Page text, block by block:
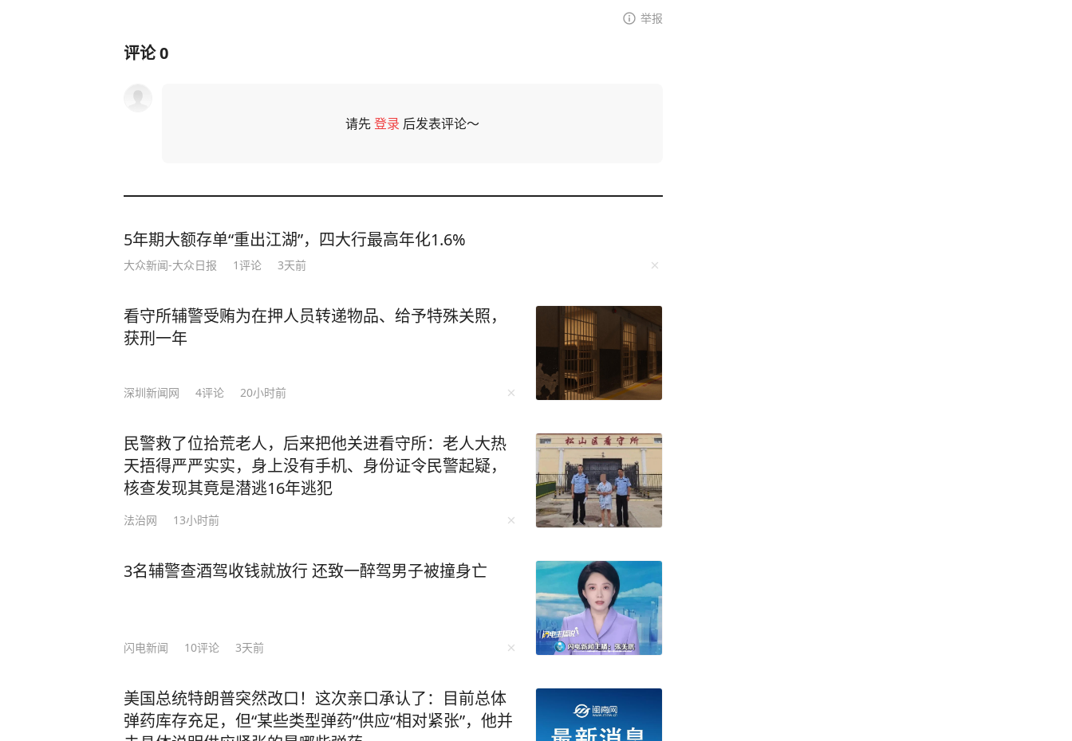
举报
评论0
请先登录 后发表评论～
5年期大额存单“重出江湖”，四大行最高年化1.6%
大众新闻-大众日报 1评论 3天前
看守所辅警受贿为在押人员转递物品、给予特殊关照，
获刑一年
深圳新闻网 4评论 20小时前
民警救了位拾荒老人，后来把他关进看守所：老人大热
天捂得严严实实，身上没有手机、身份证令民警起疑，
核查发现其竟是潜逃16年逃犯
法治网 13小时前
3名辅警查酒驾收钱就放行 还致一醉驾男子被撞身亡
闪电新闻 10评论 3天前
美国总统特朗普突然改口！这次亲口承认了：目前总体
弹药库存充足，但“某些类型弹药”供应“相对紧张”，他并